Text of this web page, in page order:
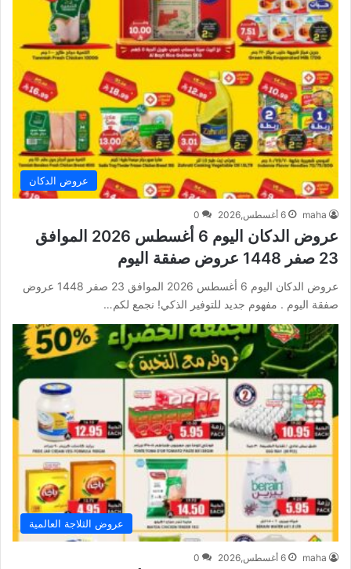
عروض الدكان
maha 6 أغسطس,2026 0
عروض الدكان اليوم 6 أغسطس 2026 الموافق
23 صفر 1448 عروض صفقة اليوم
عروض الدكان اليوم 6 أغسطس 2026 الموافق 23 صفر 1448 عروض
صفقة اليوم . مفهوم جديد للتوفير الذكي! نجمع لكم…
عروض الثلاجة العالمية
maha 6 أغسطس,2026 0